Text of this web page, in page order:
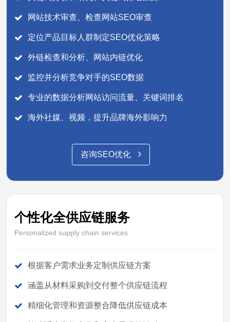
网站技术审查、检查网站SEO审查
定位产品目标人群制定SEO优化策略
外链检查和分析、网站内链优化
监控并分析竞争对手的SEO数据
专业的数据分析网站访问流量、关键词排名
海外社媒、视频，提升品牌海外影响力
咨询SEO优化
个性化全供应链服务
Personalized supply chain services
根据客户需求业务定制供应链方案
涵盖从材料采购到交付整个供应链流程
精细化管理和资源整合降低供应链成本